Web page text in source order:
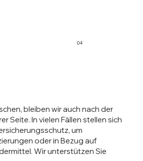
bleiben wir auch nach der
Seite. In vielen Fällen stellen sich
um
oder in Bezug auf
Wir unterstützen Sie
04